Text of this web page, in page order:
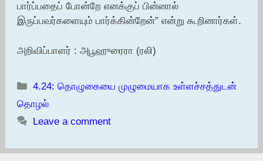
பார்ப்பதைப் போன்றே எனக்குப் பின்னால்
இருப்பவர்களையும் பார்க்கின்றேன்” என்று கூறினார்கள்.
அறிவிப்பாளர் : அபூஹுரைரா (ரலி)
Categories
4.24: தொழுகையை முழுமையாக உள்ளச்சத்துடன்
தொழல்
Leave a comment